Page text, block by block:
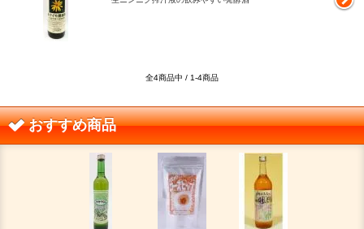
全4商品中 / 1-4商品
おすすめ商品